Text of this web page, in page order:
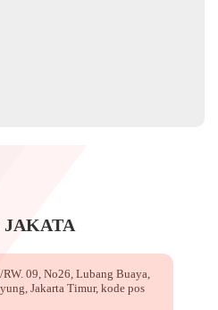
JAKATA
RW. 09, No26, Lubang Buaya,
Jakarta Timur, kode pos